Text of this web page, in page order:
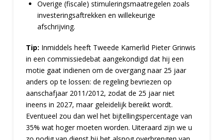
Overige (fiscale) stimuleringsmaatregelen zoals
investeringsaftrekken en willekeurige
afschrijving.
Tip: Inmiddels heeft Tweede Kamerlid Pieter Grinwis
in een commissiedebat aangekondigd dat hij een
motie gaat indienen om de overgang naar 25 jaar
anders op te lossen: de regeling bevriezen op
aanschafjaar 2011/2012, zodat de 25 jaar niet
ineens in 2027, maar geleidelijk bereikt wordt.
Eventueel zou dan wel het bijtellingspercentage van
35% wat hoger moeten worden. Uiteraard zijn we u